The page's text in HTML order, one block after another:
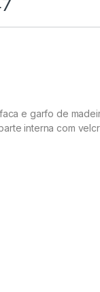
e garfo de
interna com